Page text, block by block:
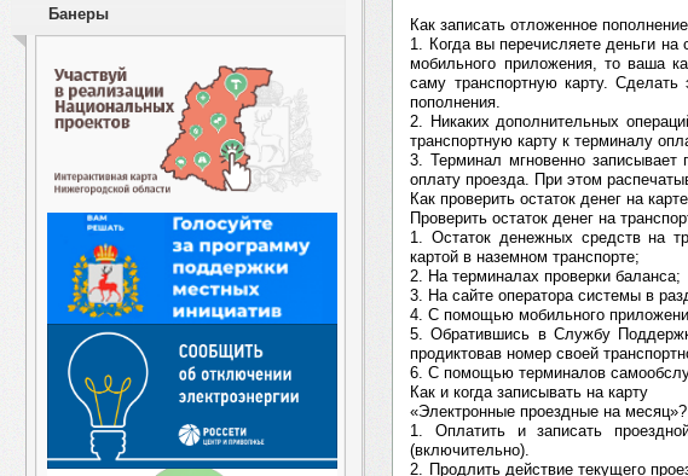
Банеры
Как записать отложенное
1. Когда вы перечисляете деньги
мобильного приложения, то ваша
саму транспортную карту.
пополнения.
2. Никаких дополнительных
транспортную карту к терминалу
3. Терминал мгновенно записывает
оплату проезда. При этом
Как проверить остаток денег на
Проверить остаток денег на
1. Остаток денежных средств на
картой в наземном транспорте;
2. На терминалах проверки баланса;
3. На сайте оператора системы в
4. С помощью мобильного
5. Обратившись в Службу
продиктовав номер своей
6. С помощью терминалов
Как и когда записывать на карту
«Электронные проездные на месяц»?
1. Оплатить и записать
(включительно).
2. Продлить действие текущего